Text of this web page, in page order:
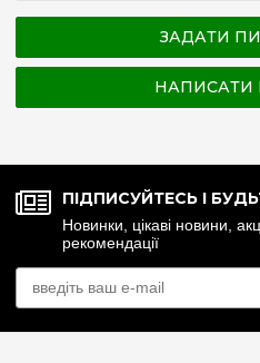
ЗАДАТИ
НАПИСАТИ
ПІДПИСУЙТЕСЬ І
Новинки, цікаві новини,
рекомендації